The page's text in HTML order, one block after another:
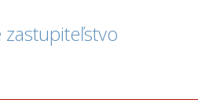
zastupiteľstvo